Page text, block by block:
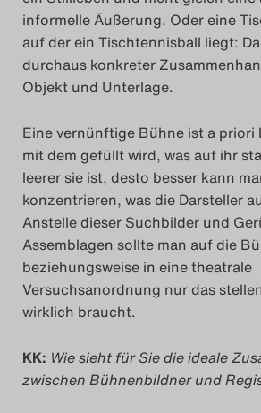
Das
2021
Das
2022
Das
2023
Das
2024
Das
2025
informelle Äußerung. Oder eine
auf der ein Tischtennisball liegt:
durchaus konkreter
Objekt und Unterlage.
Eine vernünftige Bühne ist a priori
mit dem gefüllt wird, was auf ihr
leerer sie ist, desto besser kann
konzentrieren, was die Darsteller
Anstelle dieser Suchbilder und
Assemblagen sollte man auf die
beziehungsweise in eine theatrale
Versuchsanordnung nur das
wirklich braucht.
KK: Wie sieht für Sie die ideale
zwischen Bühnenbildner und